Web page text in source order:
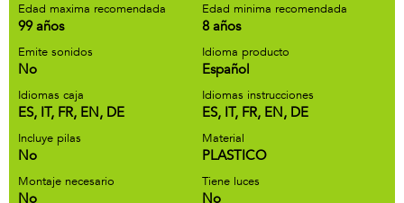
Edad maxima recomendada
99 años
Edad minima recomendada
8 años
Emite sonidos
No
Idioma producto
Español
Idiomas caja
ES, IT, FR, EN, DE
Idiomas instrucciones
ES, IT, FR, EN, DE
Incluye pilas
No
Material
PLASTICO
Montaje necesario
No
Tiene luces
No